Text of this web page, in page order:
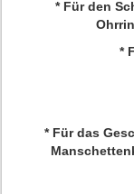
* Für den
*
* Für das